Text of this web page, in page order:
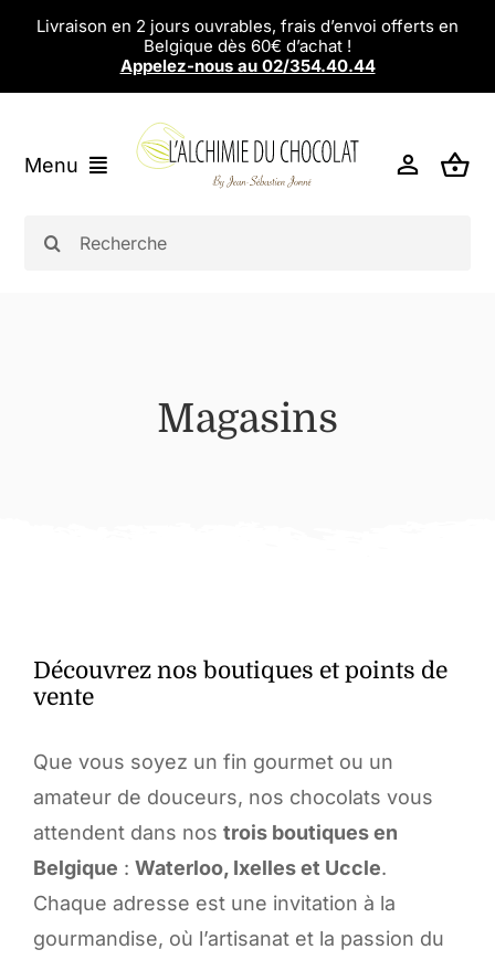
PasserLivraison en 2 jours ouvrables, frais d’envoi offerts en
Belgique dès 60€ d’achat !
Appelez-nous au 02/354.40.44
Rechercher:
Menu
Magasins
Découvrez nos boutiques et points de
vente
Que vous soyez un fin gourmet ou un
amateur de douceurs, nos chocolats vous
attendent dans nos trois boutiques en
Belgique : Waterloo, Ixelles et Uccle.
Chaque adresse est une invitation à la
gourmandise, où l’artisanat et la passion du